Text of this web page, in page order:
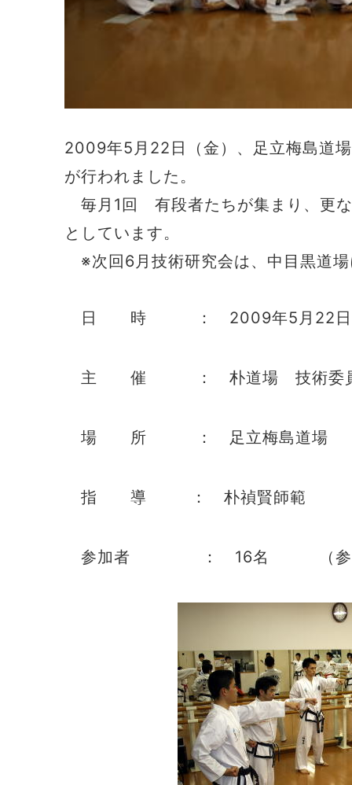
2009年5月22日（金）、足立梅島道
が行われました。
毎月1回 有段者たちが集まり、更
としています。
※次回6月技術研究会は、中目黒道
日 時 ： 2009年5月22日（
主 催 ： 朴道場 技術委
場 所 ： 足立梅島道場
指 導 ： 朴禎賢師範
参加者 ： 16名 （参加資格